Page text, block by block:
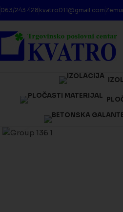
063/243 428 kvatro011@gmail.com
Kliknite da biste uveličali